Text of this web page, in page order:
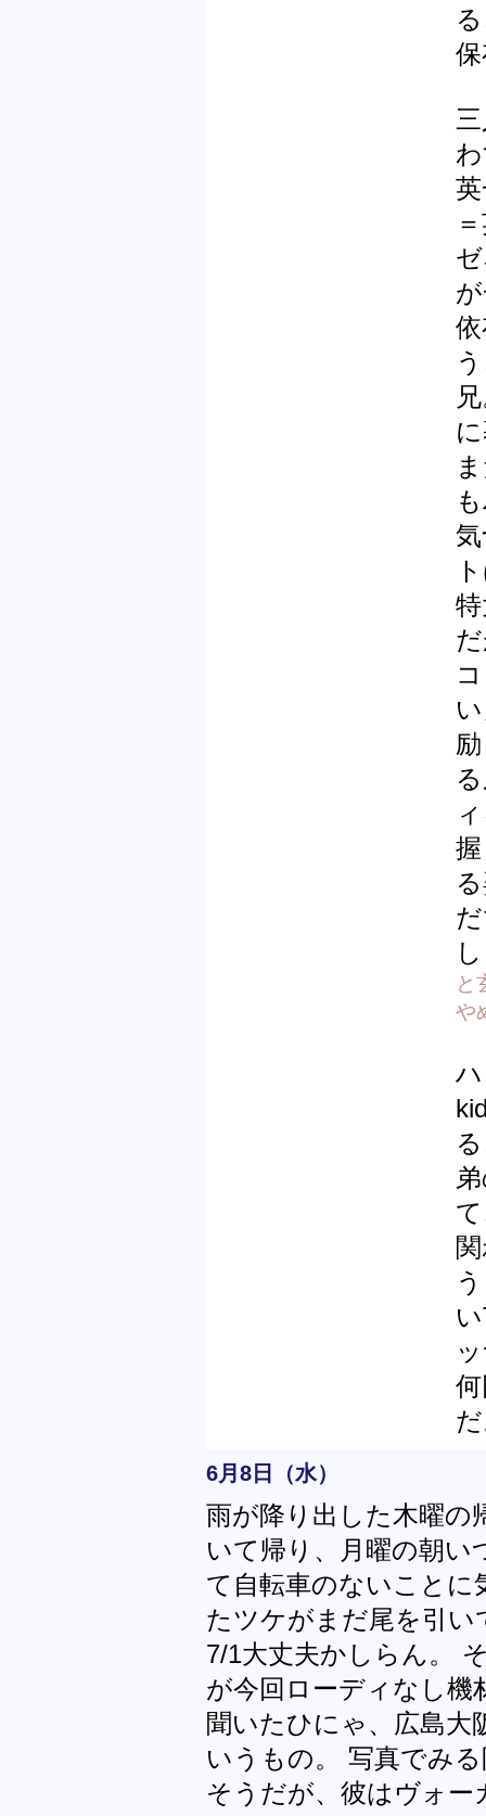
と
や
6月8日（水）
雨が降り出した木曜の
いて帰り、月曜の朝い
て自転車のないことに
たツケがまだ尾を引
7/1大丈夫かしらん。
が今回ローディなし機
聞いたひにゃ、広島大
いうもの。 写真でみ
そうだが、彼はヴォ